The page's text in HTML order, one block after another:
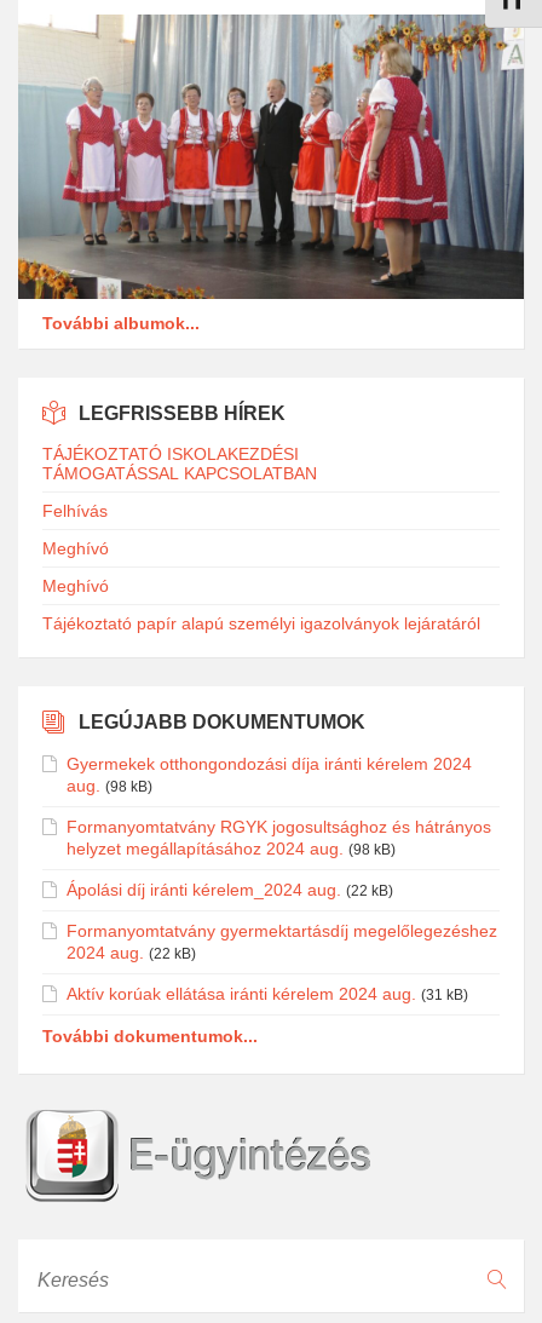
További albumok...
LEGFRISSEBB HÍREK
TÁJÉKOZTATÓ ISKOLAKEZDÉSI
TÁMOGATÁSSAL KAPCSOLATBAN
Felhívás
Meghívó
Meghívó
Tájékoztató papír alapú személyi igazolványok lejáratáról
LEGÚJABB DOKUMENTUMOK
Gyermekek otthongondozási díja iránti kérelem 2024
aug. (98 kB)
Formanyomtatvány RGYK jogosultsághoz és hátrányos
helyzet megállapításához 2024 aug. (98 kB)
Ápolási díj iránti kérelem_2024 aug. (22 kB)
Formanyomtatvány gyermektartásdíj megelőlegezéshez
2024 aug. (22 kB)
Aktív korúak ellátása iránti kérelem 2024 aug. (31 kB)
További dokumentumok...